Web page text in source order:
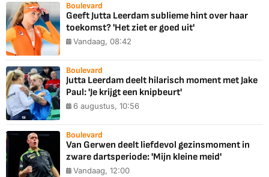
Boulevard
Geeft Jutta Leerdam sublieme hint over haar
toekomst? 'Het ziet er goed uit'
Vandaag, 08:42
Boulevard
Jutta Leerdam deelt hilarisch moment met Jake
Paul: 'Je krijgt een knipbeurt'
6 augustus, 10:56
Boulevard
Van Gerwen deelt liefdevol gezinsmoment in
zware dartsperiode: 'Mijn kleine meid'
Vandaag, 12:00